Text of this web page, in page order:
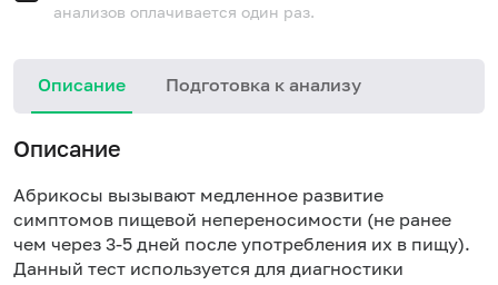
анализов оплачивается один раз.
Описание Подготовка к анализу
Описание
Абрикосы вызывают медленное развитие
симптомов пищевой непереносимости (не ранее
чем через 3-5 дней после употребления их в пищу).
Данный тест используется для диагностики